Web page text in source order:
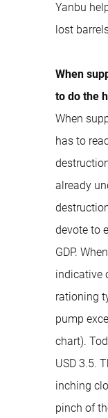
Yanbu
lost
When
to do the
When
has to
already
devote to
GDP.
indicative
rationing
pump
chart).
USD 3.5.
inching
pinch of